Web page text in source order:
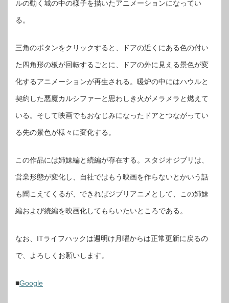
ン
ス
ルの動く城の中の様子を描いたアニメーションになってい
る。
三角のボタンをクリックすると、ドアの近くにある色の付い
た四角形の板が回転するごとに、ドアの外に見える景色が変
化するアニメーションが再生される。暖炉の中にはハウルと
契約した悪魔カルシファーと思わしき火がメラメラと燃えて
いる。そして映画でもおなじみになったドアとつながってい
る先の景色が様々に変化する。
この作品には姉妹編と続編が存在する。スタジオジブリは、
営業形態が変化し、自社ではもう映画を作らないとかいう話
も聞こえてくるが、できればジブリアニメとして、この姉妹
編および続編を映画化してもらいたいところである。
なお、ITライフハックは週明け月曜からは正常更新に戻るの
で、よろしくお願いします。
■Google